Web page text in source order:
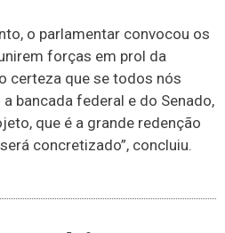
o parlamentar convocou os
forças em prol da
certeza que se todos nós
bancada federal e do Senado,
que é a grande redenção
concretizado”, concluiu.